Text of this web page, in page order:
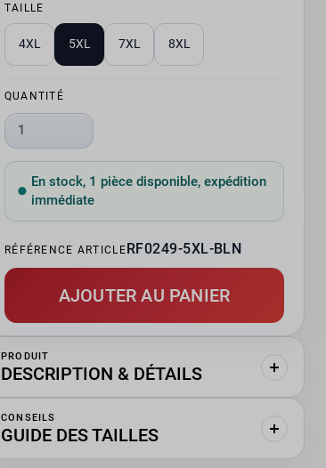
TAILLE
4XL 5XL 7XL 8XL
QUANTITÉ
1
En stock, 1 pièce disponible, expédition
immédiate
RÉFÉRENCE ARTICLERF0249-5XL-BLN
AJOUTER AU PANIER
PRODUIT
DESCRIPTION & DÉTAILS
CONSEILS
GUIDE DES TAILLES